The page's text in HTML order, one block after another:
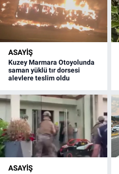
ASAYİŞ
Kuzey Marmara Otoyolunda
saman yüklü tır dorsesi
alevlere teslim oldu
ASAYİŞ